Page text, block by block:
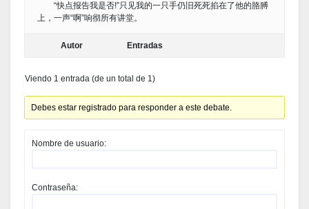
“快点报告我是否!”只见我的一只手仍旧死死掐在了他的胳膊
上，一声“啊”响彻所有讲堂。
Autor Entradas
Viendo 1 entrada (de un total de 1)
Debes estar registrado para responder a este debate.
Nombre de usuario:
Contraseña: